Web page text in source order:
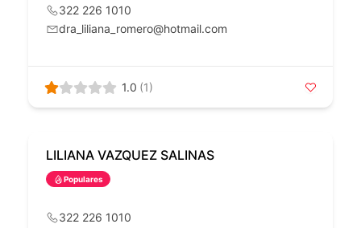
322 226 1010
dra_liliana_romero@hotmail.com
1.0 (1)
LILIANA VAZQUEZ SALINAS
Populares
322 226 1010